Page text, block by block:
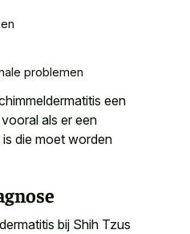
problemen
een
als er een
die moet worden
bij Shih Tzus